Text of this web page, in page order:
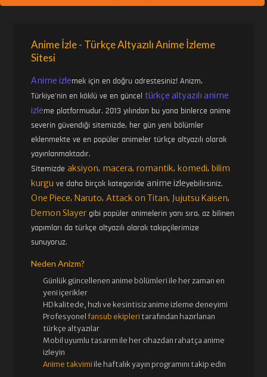
Anime İzle - Türkçe Altyazılı Anime İzleme
Sitesi
Anime izlemek için en doğru adrestesiniz! Anizm,
Türkiye'nin en köklü ve en günceltürkçe altyazılı anime
izleme platformudur. 2013 yılından bu yana binlerce anime
severin güvendiği sitemizde, her gün yeni bölümler
eklenmekte ve en popüler animeler türkçe altyazılı olarak
yayınlanmaktadır.
Sitemizdeaksiyon, macera,romantik, komedi, bilim
kurgu ve daha birçok kategoride anime izleyebilirsiniz.
One Piece, Naruto,Attack on Titan, Jujutsu Kaisen,
Demon Slayer gibi popüler animelerin yanı sıra, az bilinen
yapımları da türkçe altyazılı olarak takipçilerimize
sunuyoruz.
Neden Anizm?
Günlük güncellenen anime bölümleri ile her zaman en
yeni içerikler
HD kalitede, hızlı ve kesintisiz anime izleme deneyimi
Profesyonelfansub ekipleri tarafından hazırlanan
türkçe altyazılar
Mobil uyumlu tasarım ile her cihazdan rahatça anime
izleyin
Anime takvimi ile haftalık yayın programını takip edin